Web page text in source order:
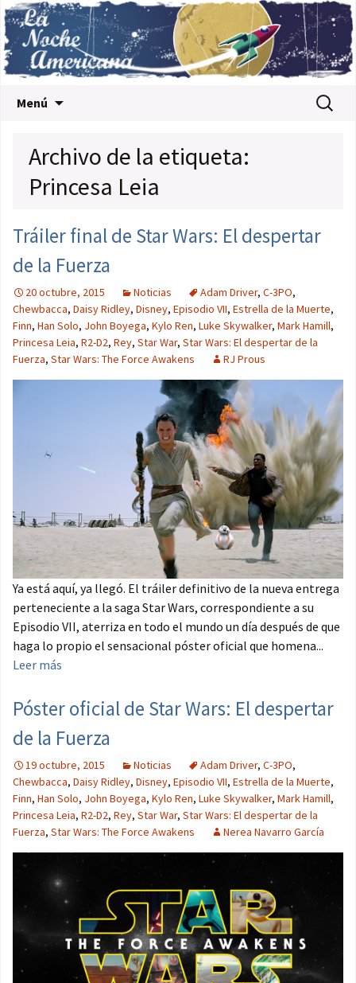
Menú Buscar:
Archivo de la etiqueta:
Princesa Leia
Tráiler final de Star Wars: El despertar
de la Fuerza
20 octubre, 2015 Noticias Adam Driver, C-3PO,
Chewbacca, Daisy Ridley, Disney, Episodio VII, Estrella de la Muerte,
Finn, Han Solo, John Boyega, Kylo Ren, Luke Skywalker, Mark Hamill,
Princesa Leia, R2-D2, Rey, Star War, Star Wars: El despertar de la
Fuerza, Star Wars: The Force Awakens RJ Prous
Ya está aquí, ya llegó. El tráiler definitivo de la nueva entrega
perteneciente a la saga Star Wars, correspondiente a su
Episodio VII, aterriza en todo el mundo un día después de que
haga lo propio el sensacional póster oficial que homena...
Leer más
Póster oficial de Star Wars: El despertar
de la Fuerza
19 octubre, 2015 Noticias Adam Driver, C-3PO,
Chewbacca, Daisy Ridley, Disney, Episodio VII, Estrella de la Muerte,
Finn, Han Solo, John Boyega, Kylo Ren, Luke Skywalker, Mark Hamill,
Princesa Leia, R2-D2, Rey, Star War, Star Wars: El despertar de la
Fuerza, Star Wars: The Force Awakens Nerea Navarro García